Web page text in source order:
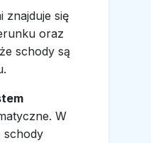
znajduje się
oraz
schody są
W
schody